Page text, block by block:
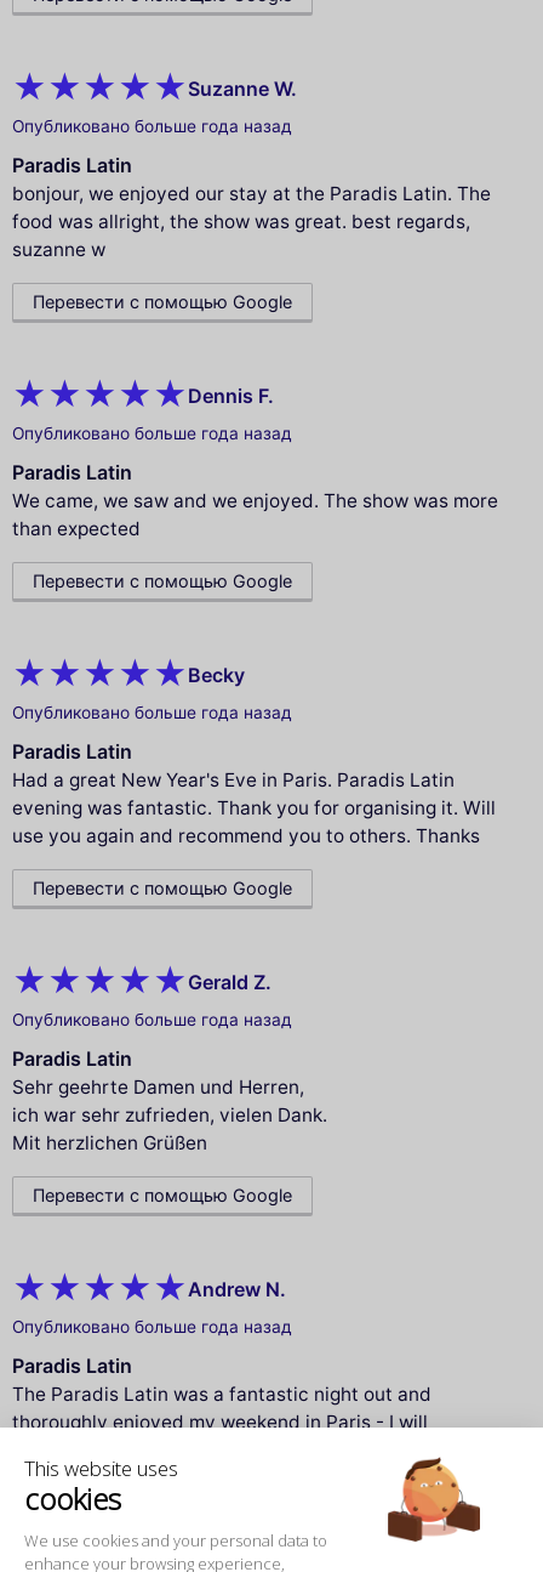
This website uses
cookies
We use cookies and your personal data to
enhance your browsing experience,
Suzanne W.
Опубликовано больше года назад
Paradis Latin
bonjour, we enjoyed our stay at the Paradis Latin. The
food was allright, the show was great. best regards,
suzanne w
Перевести с помощью Google
Dennis F.
Опубликовано больше года назад
Paradis Latin
We came, we saw and we enjoyed. The show was more
than expected
Перевести с помощью Google
Becky
Опубликовано больше года назад
Paradis Latin
Had a great New Year's Eve in Paris. Paradis Latin
evening was fantastic. Thank you for organising it. Will
use you again and recommend you to others. Thanks
Перевести с помощью Google
Gerald Z.
Опубликовано больше года назад
Paradis Latin
Sehr geehrte Damen und Herren,
ich war sehr zufrieden, vielen Dank.
Mit herzlichen Grüßen
Перевести с помощью Google
Andrew N.
Опубликовано больше года назад
Paradis Latin
The Paradis Latin was a fantastic night out and
thoroughly enjoyed my weekend in Paris - I will
weather will be a little better next time.
Перевести с помощью Google